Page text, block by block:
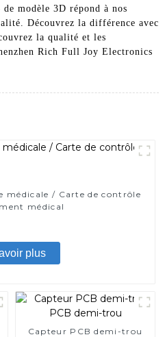
modèle 3D répond à nos
Découvrez la différence avec
la qualité et les
Rich Full Joy Electronics
médicale / Carte de contrôle
médical
plus
Capteur PCB demi-trou